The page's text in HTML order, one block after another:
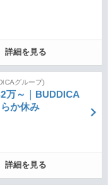
詳細を見る
グループ)
万～｜BUDDICA
か休み
詳細を見る